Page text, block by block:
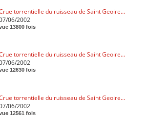
torrentielle du ruisseau de Saint Geoire...
06/2002
13800 fois
torrentielle du ruisseau de Saint Geoire...
06/2002
12630 fois
torrentielle du ruisseau de Saint Geoire...
06/2002
12561 fois